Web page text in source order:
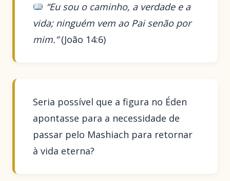
“Eu sou o caminho, a verdade e a
vida; ninguém vem ao Pai senão por
mim.”(João 14:6)
Seria possível que a figura no Éden
apontasse para a necessidade de
passar pelo Mashiach para retornar
à vida eterna?